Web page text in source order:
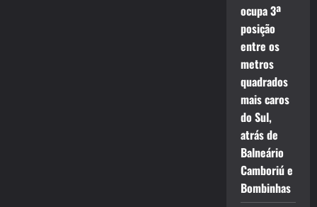
ocupa 3ª
posição
entre os
metros
quadrados
mais caros
do Sul,
atrás de
Balneário
Camboriú e
Bombinhas